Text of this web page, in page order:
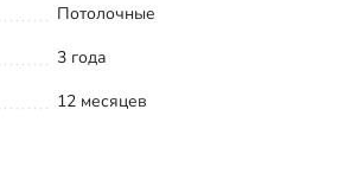
Потолочные
3 года
12 месяцев